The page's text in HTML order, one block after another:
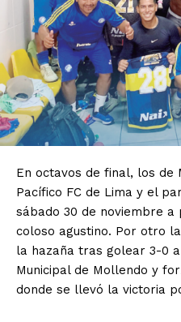
En octavos de final, los
Pacífico FC de Lima y el
sábado 30 de noviembre
coloso agustino. Por otro
la hazaña tras golear 3-0
Municipal de Mollendo y
donde se llevó la victoria